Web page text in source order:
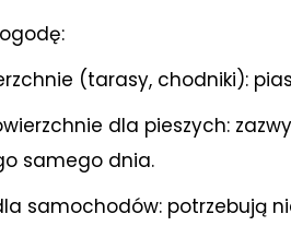
(tarasy, chodniki):
dla pieszych:
samego dnia.
samochodów: potrzebują